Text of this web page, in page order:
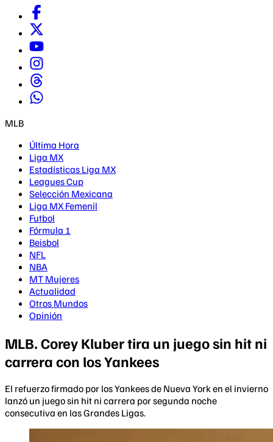
MLB
Última Hora
Liga MX
Estadísticas Liga MX
Leagues Cup
Selección Mexicana
Liga MX Femenil
Futbol
Fórmula 1
Beisbol
NFL
NBA
MT Mujeres
Actualidad
Otros Mundos
Opinión
MLB. Corey Kluber tira un juego sin hit ni
carrera con los Yankees
El refuerzo firmado por los Yankees de Nueva York en el invierno
lanzó un juego sin hit ni carrera por segunda noche
consecutiva en las Grandes Ligas.